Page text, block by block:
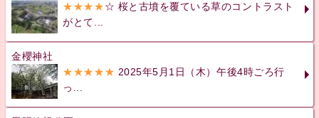
★★★★☆ 桜と古墳を覆ている草のコントラスト
がとて...
金櫻神社
★★★★★ 2025年5月1日（木）午後4時ごろ行
っ...